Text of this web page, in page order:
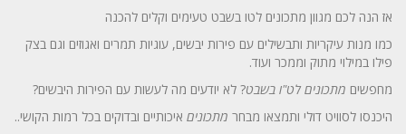
אז הנה לכם מגוון מתכונים לטו בשבט טעימים וקלים להכנה
כמו מנות עיקריות ותבשילים עם פירות יבשים, עוגיות תמרים ואגוזים וגם בצק
פילו במילוי מתוק וממכר ועוד.
מחפשים מתכונים לט"ו בשבט? לא יודעים מה לעשות עם הפירות היבשים?
היכנסו לסוויט דולי ותמצאו מבחר מתכונים איכותיים ובדוקים בכל רמות הקושי..